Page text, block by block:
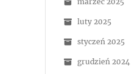
luty 2025
styczeń 2025
grudzień 2024